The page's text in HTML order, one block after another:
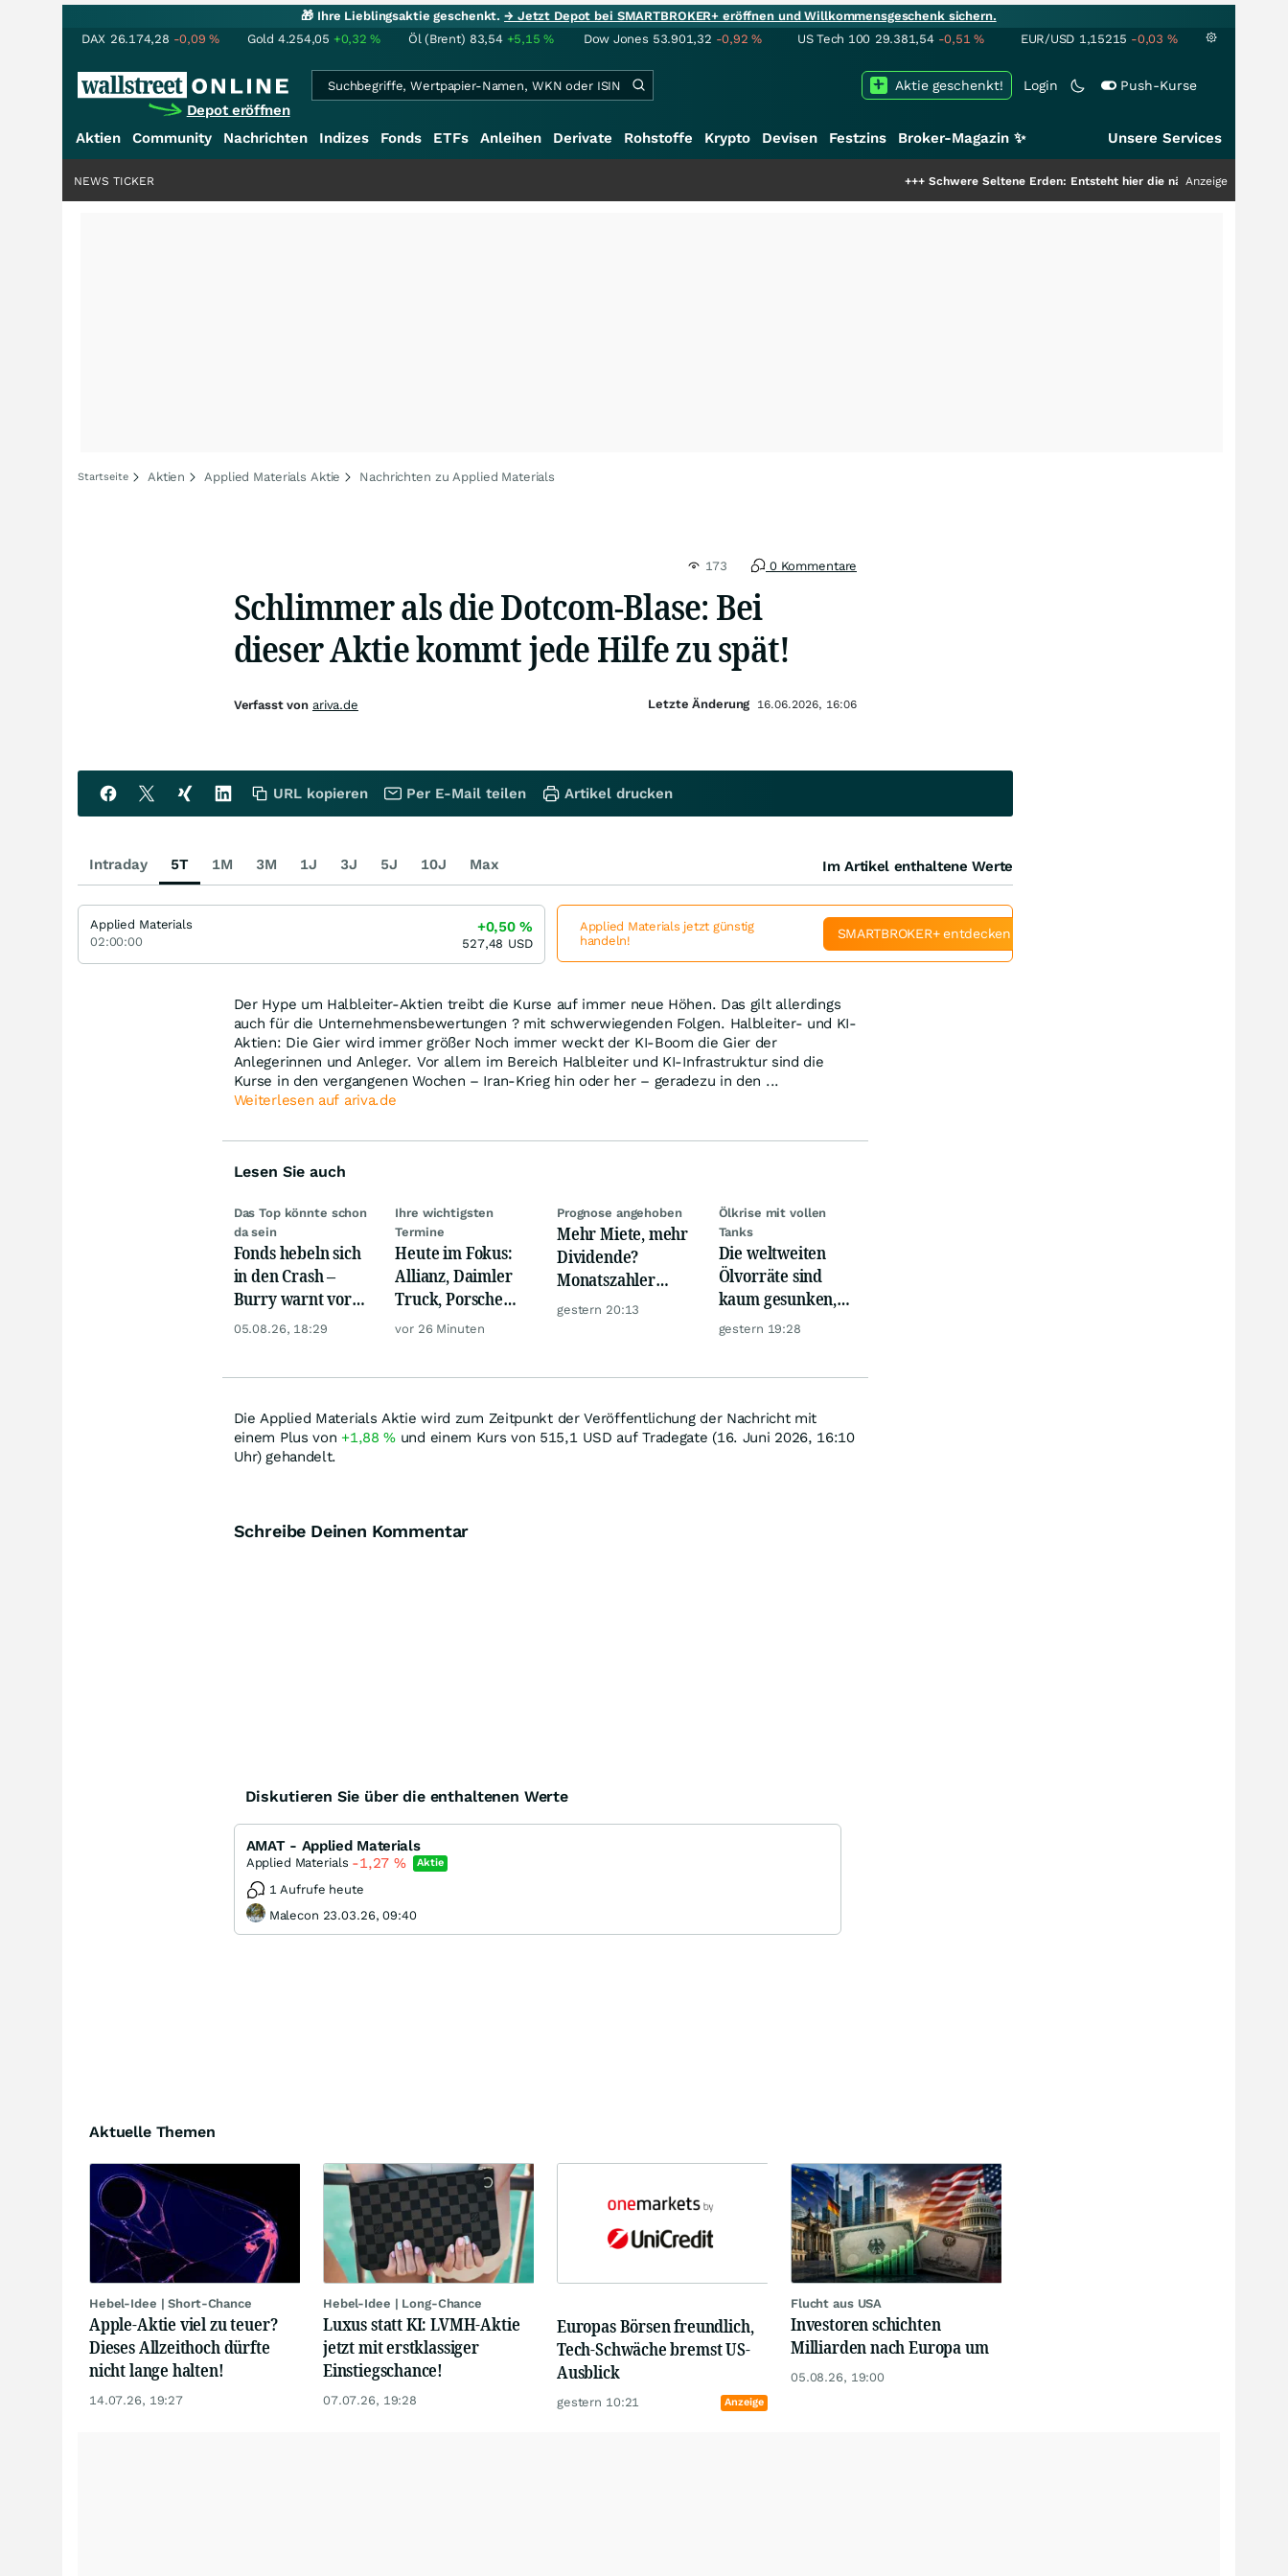
🎁 Ihre Lieblingsaktie geschenkt.→ Jetzt Depot bei SMARTBROKER+ eröffnen und Willkommensgeschenk sichern.
DAX 26.174,28 -0,09% Gold 4.254,05 +0,32% Öl (Brent) 83,54 +5,15% Dow Jones 53.901,32 -0,92% US Tech 100 29.381,54 -0,51% EUR/USD 1,15215 -0,03 %
Depot eröffnen
Login Push-Kurse
Aktie geschenkt!
Aktien Community Nachrichten Indizes Fonds ETFs Anleihen Derivate Rohstoffe Krypto Devisen Festzins Broker-Magazin ✨ Unsere Services
Schwere Seltene Erden: Entsteht hier die nächste Milliardenstory?
Anzeige
NEWS TICKER
Startseite Aktien Applied Materials Aktie Nachrichten zu Applied Materials
173 0 Kommentare
Schlimmer als die Dotcom-Blase: Bei
dieser Aktie kommt jede Hilfe zu spät!
Der Hype um Halbleiter-Aktien treibt die Kurse auf immer neue Höhen. Das gilt allerdings
auch für die Unternehmensbewertungen ? mit schwerwiegenden Folgen. Halbleiter- und KI-
Aktien: Die Gier wird immer größer Noch immer weckt der KI-Boom die Gier der
Anlegerinnen und Anleger. Vor allem im Bereich Halbleiter und KI-Infrastruktur sind die
Kurse in den vergangenen Wochen – Iran-Krieg hin oder her – geradezu in den ...
Weiterlesen auf ariva.de
Lesen Sie auch
Das Top könnte schon
da sein
Fonds hebeln sich
in den Crash –
Burry warnt vor
einem Absturz wie
05.08.26, 18:29
Ihre wichtigsten
Termine
Heute im Fokus:
Allianz, Daimler
Truck, Porsche
Automobil Holding
vor 26 Minuten
Prognose angehoben
Mehr Miete, mehr
Dividende?
Monatszahler
Realty Income
gestern 20:13
Ölkrise mit vollen
Tanks
Die weltweiten
Ölvorräte sind
kaum gesunken,
trotz Krise
gestern 19:28
Die Applied Materials Aktie wird zum Zeitpunkt der Veröffentlichung der Nachricht mit
einem Plus von +1,88% und einem Kurs von 515,1 USD auf Tradegate (16. Juni 2026, 16:10
Uhr) gehandelt.
Schreibe Deinen Kommentar
Diskutieren Sie über die enthaltenen Werte
AMAT - Applied Materials
Applied Materials -1,27 % Aktie
1 Aufrufe heute
Malecon 23.03.26, 09:40
Aktuelle Themen
Hebel-Idee | Short-Chance
Apple-Aktie viel zu teuer?
Dieses Allzeithoch dürfte
nicht lange halten!
14.07.26, 19:27
Hebel-Idee | Long-Chance
Luxus statt KI: LVMH-Aktie
jetzt mit erstklassiger
Einstiegschance!
07.07.26, 19:28
Europas Börsen freundlich,
Tech-Schwäche bremst US-
Ausblick
gestern 10:21 Anzeige
Flucht aus USA
Investoren schichten
Milliarden nach Europa um
05.08.26, 19:00
Verfasst von ariva.de Letzte Änderung 16.06.2026, 16:06
URL kopieren Per E-Mail teilen Artikel drucken
Intraday 5T 1M 3M 1J 3J 5J 10J Max Im Artikel enthaltene Werte
Applied Materials
02:00:00
+0,50%
527,48 USD
Applied Materials jetzt günstig
handeln!
SMARTBROKER+ entdecken